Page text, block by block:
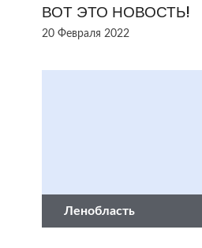
ВОТ ЭТО НОВОСТЬ!
20 Февраля 2022
Ленобласть